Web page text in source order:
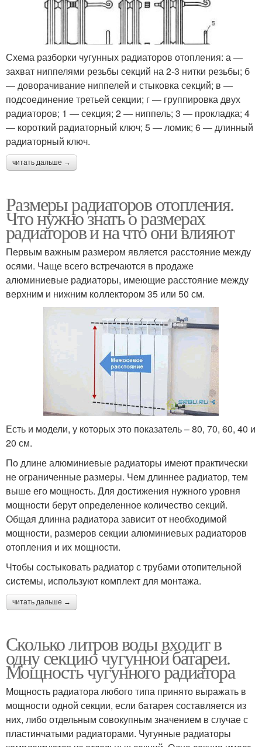
Схема разборки чугунных радиаторов отопления: а —
захват ниппелями резьбы секций на 2-3 нитки резьбы; б
— доворачивание ниппелей и стыковка секций; в —
подсоединение третьей секции; г — группировка двух
радиаторов; 1 — секция; 2 — ниппель; 3 — прокладка; 4
— короткий радиаторный ключ; 5 — ломик; 6 — длинный
радиаторный ключ.
читать дальше →
Размеры радиаторов отопления.
Что нужно знать о размерах
радиаторов и на что они влияют
Первым важным размером является расстояние между
осями. Чаще всего встречаются в продаже
алюминиевые радиаторы, имеющие расстояние между
верхним и нижним коллектором 35 или 50 см.
Есть и модели, у которых это показатель – 80, 70, 60, 40 и
20 см.
По длине алюминиевые радиаторы имеют практически
не ограниченные размеры. Чем длиннее радиатор, тем
выше его мощность. Для достижения нужного уровня
мощности берут определенное количество секций.
Общая длинна радиатора зависит от необходимой
мощности, размеров секции алюминиевых радиаторов
отопления и их мощности.
Чтобы состыковать радиатор с трубами отопительной
системы, используют комплект для монтажа.
читать дальше →
Сколько литров воды входит в
одну секцию чугунной батареи.
Мощность чугунного радиатора
Мощность радиатора любого типа принято выражать в
мощности одной секции, если батарея составляется из
них, либо отдельным совокупным значением в случае с
пластинчатыми радиаторами. Чугунные радиаторы